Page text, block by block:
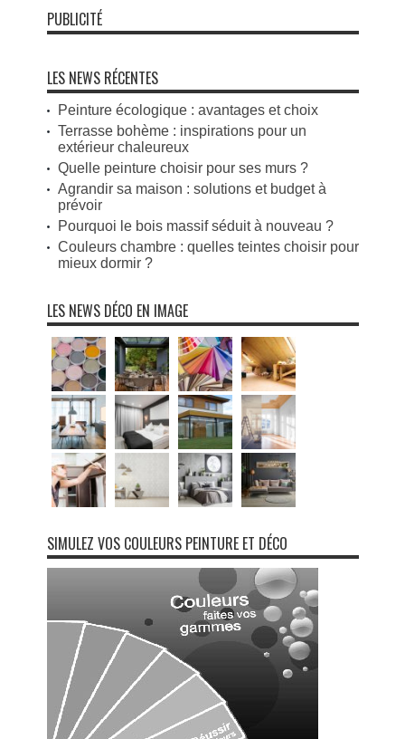
PUBLICITÉ
LES NEWS RÉCENTES
Peinture écologique : avantages et choix
Terrasse bohème : inspirations pour un
extérieur chaleureux
Quelle peinture choisir pour ses murs ?
Agrandir sa maison : solutions et budget à
prévoir
Pourquoi le bois massif séduit à nouveau ?
Couleurs chambre : quelles teintes choisir pour
mieux dormir ?
LES NEWS DÉCO EN IMAGE
SIMULEZ VOS COULEURS PEINTURE ET DÉCO